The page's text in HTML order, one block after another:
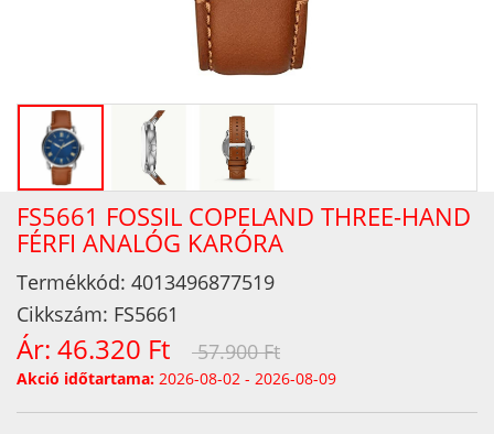
FS5661 FOSSIL COPELAND THREE-HAND
FÉRFI ANALÓG KARÓRA
Termékkód: 4013496877519
Cikkszám: FS5661
Ár: 46.320 Ft 57.900 Ft
Akció időtartama: 2026-08-02 - 2026-08-09